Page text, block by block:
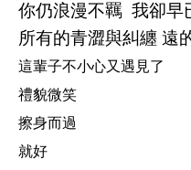
你仍浪漫不羈 我卻早
所有的青澀與糾纏 遠
這輩子不小心又遇見了
禮貌微笑
擦身而過
就好